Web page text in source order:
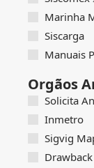
Marinha
Siscarga
Manuais
Orgãos
Solicita
Inmetro
Sigvig